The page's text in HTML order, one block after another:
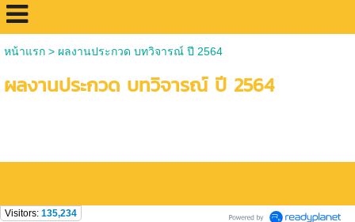
หน้าแรก> ผลงานประกวด บทวิจารณ์ ปี 2564
ผลงานประกวด บทวิจารณ์ ปี 2564
Visitors: 135,234